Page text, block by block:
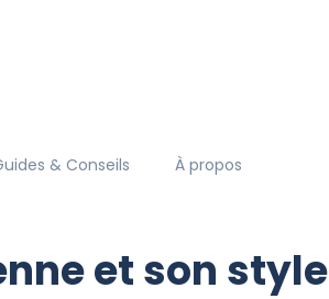
& Conseils À propos
et son style